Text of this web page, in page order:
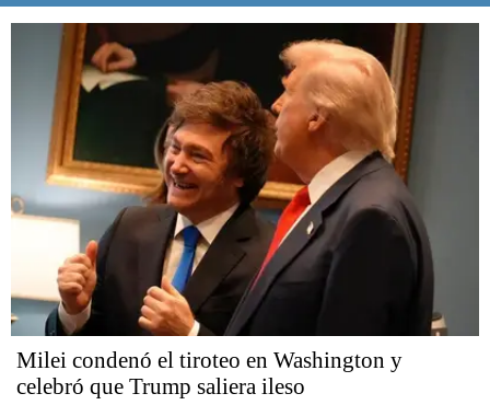
Milei condenó el tiroteo en Washington y
celebró que Trump saliera ileso